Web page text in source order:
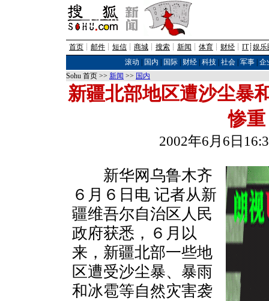
首页 ┊ 邮件 ┊ 短信 ┊ 商城 ┊ 搜索 ┊ 新闻 ┊ 体育 ┊ 财经 ┊ IT┊ 娱乐
滚动
国内 国际| 财经| 科技| 社会| 军事| 企
Sohu 首页 >> 新闻 >> 国内
新疆北部地区遭沙尘暴
惨重
2002年6月6日
新华网乌鲁木齐
６月６日电 记者从新
疆维吾尔自治区人民
政府获悉，６月以
来，新疆北部一些地
区遭受沙尘暴、暴雨
和冰雹等自然灾害袭